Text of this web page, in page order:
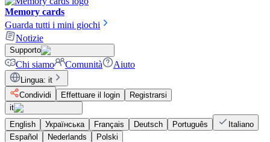
Memory cards
Guarda tutti i mini giochi
Notizie
Supporto
Chi siamo Comunità Aiuto
Lingua: it
Condividi
Effettuare il login
Registrarsi
it
English
Українська Français Deutsch Português
Italiano
Español
Nederlands Polski